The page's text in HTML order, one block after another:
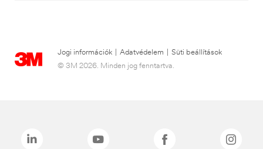
Jogi információk Adatvédelem
Süti beállítások
© 3M 2026. Minden jog fenntartva.